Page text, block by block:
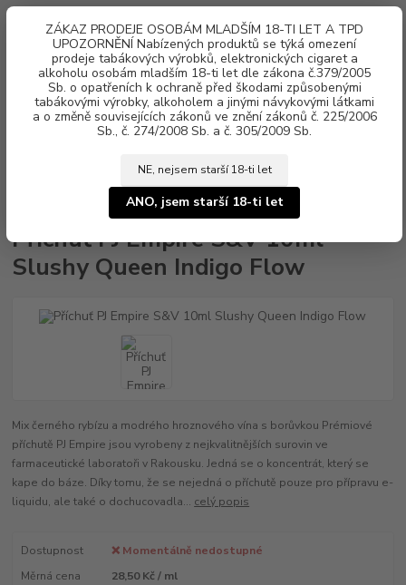
ZÁKAZ PRODEJE OSOBÁM MLADŠÍM 18-TI LET A TPD
UPOZORNĚNÍ Nabízených produktů se týká omezení
prodeje tabákových výrobků, elektronických cigaret a
alkoholu osobám mladším 18-ti let dle zákona č.379/2005
Sb. o opatřeních k ochraně před škodami způsobenými
tabákovými výrobky, alkoholem a jinými návykovými látkami
a o změně souvisejících zákonů ve znění zákonů č. 225/2006
Sb., č. 274/2008 Sb. a č. 305/2009 Sb.
NE, nejsem starší 18-ti let
ANO, jsem starší 18-ti let
Menu
za0 Kč
S&V 10ml Slushy Queen Indigo Flow
Příchuť PJ Empire S&V 10ml
Slushy Queen Indigo Flow
Mix černého rybízu a modrého hroznového vína s borůvkou Prémiové
příchutě PJ Empire jsou vyrobeny z nejkvalitnějších surovin ve
farmaceutické laboratoři v Rakousku. Jedná se o koncentrát, který se
kape do báze. Díky tomu, že se nejedná o příchutě pouze pro přípravu e-
liquidu, ale také o dochucovadla... celý popis
Dostupnost
❌ Momentálně nedostupné
Měrná cena
28,50 Kč / ml